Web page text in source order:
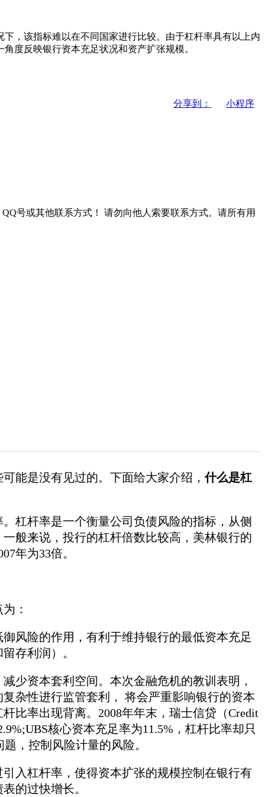
，该指标难以在不同国家进行比较。由于杠杆率具有以上内
度反映银行资本充足状况和资产扩张规模。
分享到： 小程序
号或其他联系方式！ 请勿向他人索要联系方式。请所有用
能是没有见过的。下面给大家介绍，什么是杠
杠杆率是一个衡量公司负债风险的指标，从侧
般来说，投行的杠杆倍数比较高，美林银行的
年为33倍。
：
险的作用，有利于维持银行的最低资本充足
存利润）。
资本套利空间。本次金融危机的教训表明，
杂性进行监管套利， 将会严重影响银行的资本
比率出现背离。2008年年末，瑞士信贷（Credit
核心资本充足率为11.5%，杠杆比率却只
，控制风险计量的风险。
杠杆率，使得资本扩张的规模控制在银行有
的过快增长。